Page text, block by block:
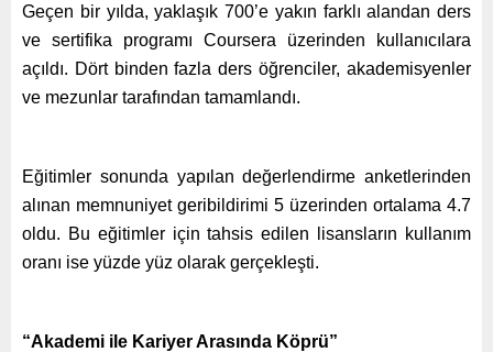
Geçen bir yılda, yaklaşık 700’e yakın farklı alandan ders
ve sertifika programı Coursera üzerinden kullanıcılara
açıldı. Dört binden fazla ders öğrenciler, akademisyenler
ve mezunlar tarafından tamamlandı.
Eğitimler sonunda yapılan değerlendirme anketlerinden
alınan memnuniyet geribildirimi 5 üzerinden ortalama 4.7
oldu. Bu eğitimler için tahsis edilen lisansların kullanım
oranı ise yüzde yüz olarak gerçekleşti.
“Akademi ile Kariyer Arasında Köprü”